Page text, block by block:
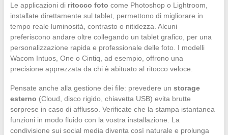
Le applicazioni di ritocco foto come Photoshop o Lightroom,
installate direttamente sul tablet, permettono di migliorare in
tempo reale luminosità, contrasto o nitidezza. Alcuni
preferiscono andare oltre collegando un tablet grafico, per una
personalizzazione rapida e professionale delle foto. I modelli
Wacom Intuos, One o Cintiq, ad esempio, offrono una
precisione apprezzata da chi è abituato al ritocco veloce.
Pensate anche alla gestione dei file: prevedere un storage
esterno (Cloud, disco rigido, chiavetta USB) evita brutte
sorprese in caso di afflusso. Verificate che la stampa istantanea
funzioni in modo fluido con la vostra installazione. La
condivisione sui social media diventa così naturale e prolunga